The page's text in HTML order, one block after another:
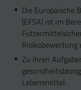
Die Europäische
(EFSA) ist im
Risikobewertung
Zu ihren
Lebensmittel.